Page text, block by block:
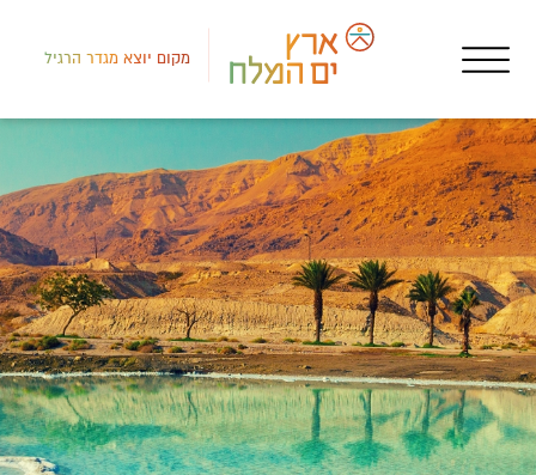
מקום יוצא מגדר הרגיל